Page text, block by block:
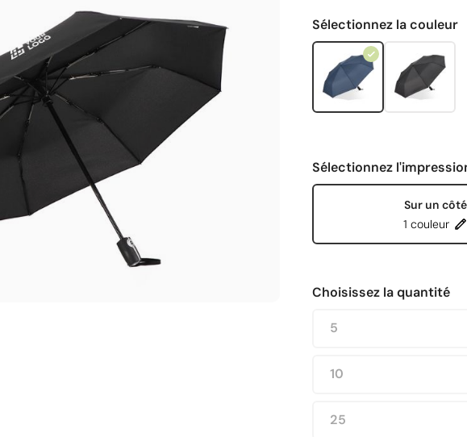
Sélectionnez la couleur
Sélectionnez
Sur un côté
1 couleur
Choisissez la quantité
5
10
25